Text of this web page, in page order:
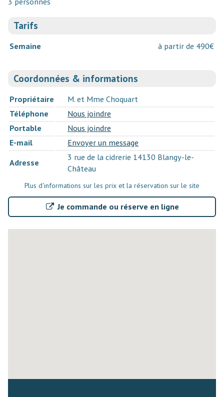
Tarifs
Semaine à partir de 490€
Coordonnées & informations
Propriétaire
M. et Mme Choquart
Téléphone
Nous joindre
Portable
Nous joindre
E-mail
Envoyer un message
Adresse
3 rue de la cidrerie 14130 Blangy-le-
Château
Plus d'informations sur les prix et la réservation sur le site
Je commande ou réserve en ligne